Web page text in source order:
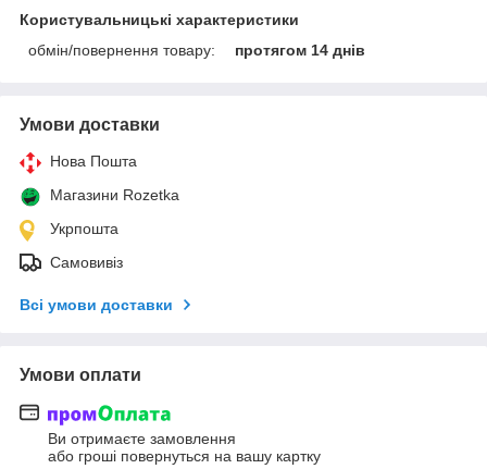
Користувальницькі характеристики
обмін/повернення товару:
протягом 14 днів
Умови доставки
Нова Пошта
Магазини Rozetka
Укрпошта
Самовивіз
Всі умови доставки
Умови оплати
Ви отримаєте замовлення
або гроші повернуться на вашу картку